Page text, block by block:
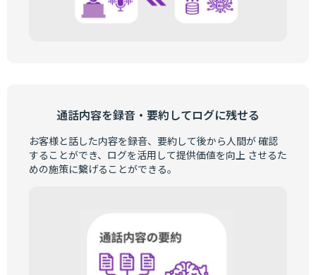
通話内容を録音・要約してログに残せる
お客様と話した内容を録音、要約して後から人間が 確認
することができ、ログを活用して提供価値を向上 させるた
めの施策に繋げることができる。